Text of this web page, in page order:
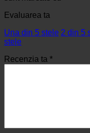
Evaluarea ta
Una din 5 stele 2 din 5
stele
Recenzia ta *